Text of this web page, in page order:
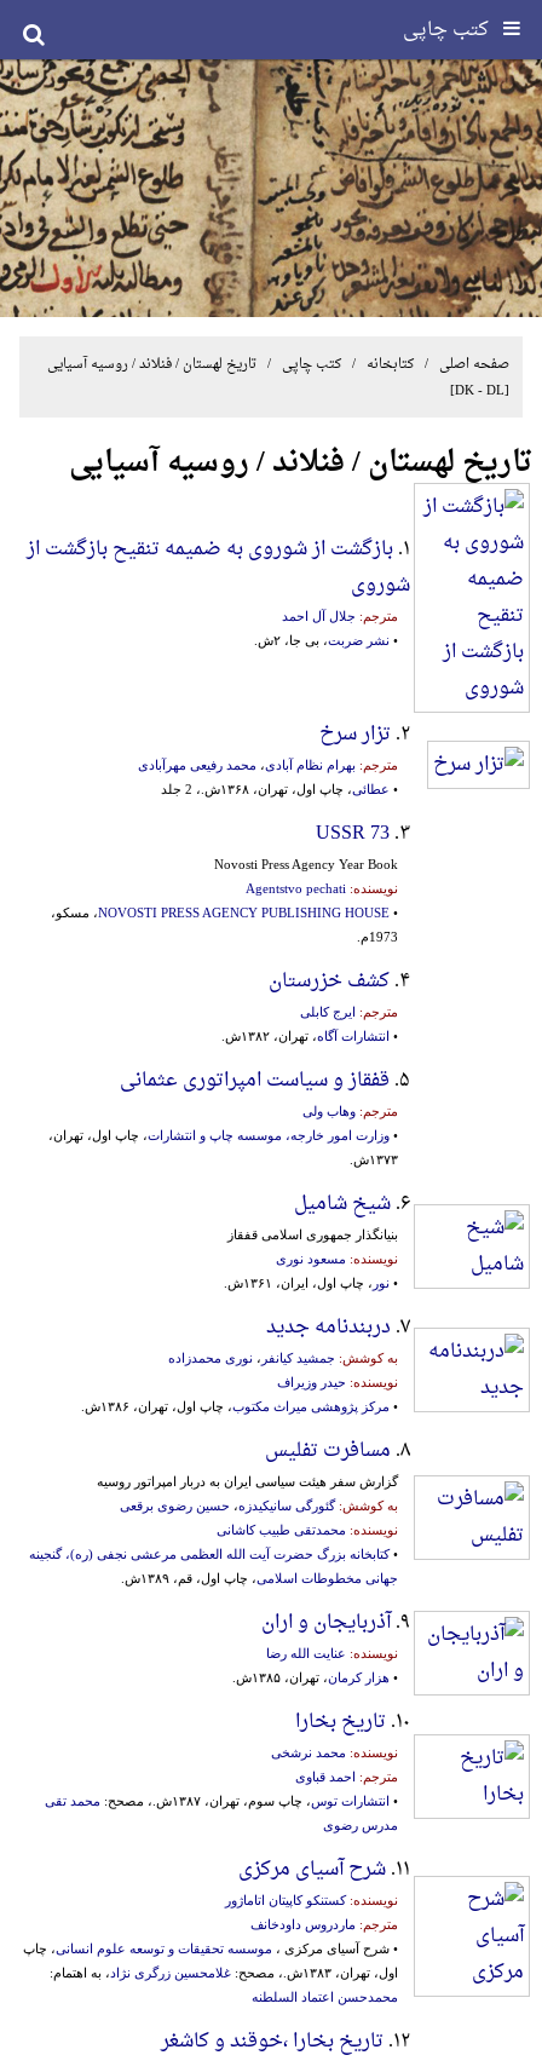
کتب چاپی
صفحه اصلی / کتابخانه /کتب چاپی /تاریخ لهستان / فنلاند / روسیه آسیایی
[DK - DL]
تاریخ لهستان / فنلاند / روسیه آسیایی
۱. بازگشت از شوروی به ضمیمه تنقیح بازگشت از
شوروی
مترجم: جلال آل احمد
• نشر ضربت، بی جا، ۲ش.
۲. تزار سرخ
مترجم: بهرام نظام آبادی، محمد رفیعی مهرآبادی
• عطائی، چاپ اول، تهران، ۱۳۶۸ش.، 2 جلد
۳. USSR 73
Novosti Press Agency Year Book
نویسنده: Agentstvo pechati
•
NOVOSTI PRESS AGENCY PUBLISHING HOUSE، مسکو،
1973م.
۴. کشف خزرستان
مترجم: ایرج کابلی
• انتشارات آگاه، تهران، ۱۳۸۲ش.
۵. قفقاز و سیاست امپراتوری عثمانی
مترجم: وهاب ولی
• وزارت امور خارجه، موسسه‌ چاپ‌ و انتشارات‌، چاپ اول، تهران،
۱۳۷۳ش.
۶. شیخ شامیل
بنیانگذار جمهوری اسلامی قفقاز
نویسنده: مسعود نوری
• نور ، چاپ اول، ایران، ۱۳۶۱ش.
۷. دربندنامه جدید
به کوشش: جمشید کیانفر ، نوری محمدزاده
نویسنده: حیدر وزیراف
• مرکز پژوهشی میراث مکتوب، چاپ اول، تهران، ۱۳۸۶ش.
۸. مسافرت تفلیس
گزارش سفر هیئت سیاسی ایران به دربار امپراتور روسیه
به کوشش:گئورگی سانیکیدزه، حسین رضوی برقعی
نویسنده: محمدتقی طبیب کاشانی
•کتابخانه بزرگ حضرت آیت الله العظمی مرعشی نجفی (ره)، گنجینه
جهانی مخطوطات اسلامی، چاپ اول، قم، ۱۳۸۹ش.
۹. آذربایجان و اران
نویسنده: عنایت الله رضا
• هزار کرمان، تهران، ۱۳۸۵ش.
۱۰. تاریخ بخارا
نویسنده: محمد نرشخی
مترجم: احمد قباوی
• انتشارات توس، چاپ سوم، تهران، ۱۳۸۷ش.، مصحح:
محمد تقی
مدرس رضوی
۱۱. شرح آسیای مرکزی
نویسنده:کستنکو کاپیتان اتاماژور
مترجم: ماردروس داودخانف
• شرح آسیای مرکزی ، موسسه تحقیقات و توسعه علوم انسانی، چاپ
اول، تهران، ۱۳۸۳ش.، مصحح:
غلامحسین زرگری نژاد ، به اهتمام:
محمدحسن اعتماد السلطنه
۱۲. تاریخ بخارا ،خوقند و کاشغر